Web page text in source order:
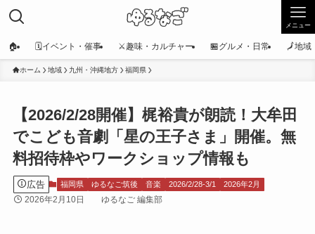
メニュー
🏠 🗓️イベント・催事 ⚔️趣味・カルチャー 🏪グルメ・日常 🗾地域
ホーム 地域 九州・沖縄地方 福岡県
【2026/2/28開催】梶裕貴が朗読！大牟田
でこども音劇「星の王子さま」開催。無
料招待枠やワークショップ情報も
広告 福岡県 ゆるなご筑後 音楽 2026/2/28-3/1 2026年2月
2026年2月10日 ゆるなご 編集部